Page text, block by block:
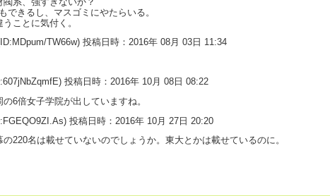
できるし、マスゴミにやたらいる。
ことに気付く。
TW66w) 投稿日時：2016年 08月 03日 11:34
投稿日時：2016年 10月 08日 08:22
6倍女子学院が出していますね。
投稿日時：2016年 10月 27日 20:20
220名は載せていないのでしょうか。東大とかは載せているのに。